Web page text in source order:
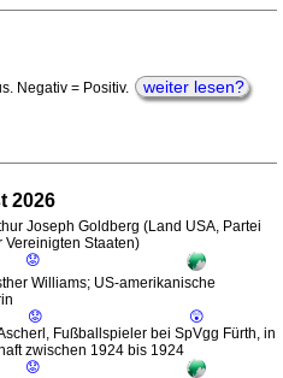
Negativ = Positiv.
weiter lesen?
2026
Joseph Goldberg (Land USA, Partei
Vereinigten Staaten)
😟
Williams; US-amerikanische
😟
😲
Fußballspieler bei SpVgg Fürth, in
zwischen 1924 bis 1924
😟